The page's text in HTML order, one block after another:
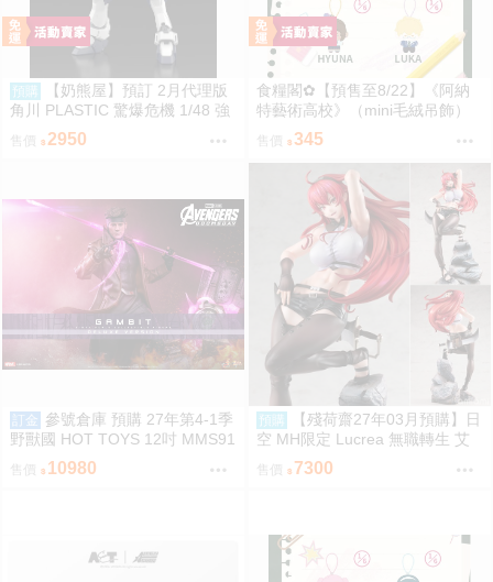
預購
【奶熊屋】預訂 2月代理版
角川 PLASTIC 驚爆危機 1/48 強
弩兵 ARX-7 特別套組版 組裝模
型 0922
售價 2950
食糧閣✿【預售至8/22】《阿納
特藝術高校》（mini毛絨吊飾）
異形舞臺／異形舞台／阿納特藝
術高校／ALIENSTAGE／Till／Iva
n／Luka／Sua／Mizi／Hyuna
售價 345
訂金 參號倉庫 預購 27年第4-1季
野獸國 HOT TOYS 12吋 MMS91
1 復仇者聯盟 末日崛起 金牌手 豪
華版
10980
預購
【殘荷齋27年03月預購】日
空 MH限定 Lucrea 無職轉生 艾
莉絲 全高約27公分
7300